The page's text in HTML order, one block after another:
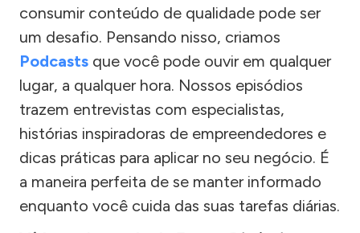
consumir conteúdo de qualidade pode ser
um desafio. Pensando nisso, criamos
Podcasts que você pode ouvir em qualquer
lugar, a qualquer hora. Nossos episódios
trazem entrevistas com especialistas,
histórias inspiradoras de empreendedores e
dicas práticas para aplicar no seu negócio. É
a maneira perfeita de se manter informado
enquanto você cuida das suas tarefas diárias.